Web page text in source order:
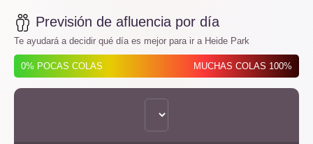
Previsión de afluencia por día
Te ayudará a decidir qué día es mejor para ir a Heide Park
0% POCAS COLAS MUCHAS COLAS 100%